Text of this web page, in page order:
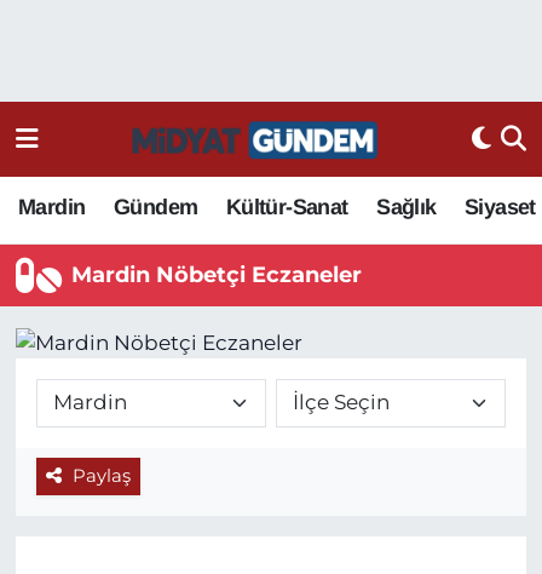
Mardin Gündem Kültür-Sanat Sağlık Siyaset
Mardin Nöbetçi Eczaneler
Paylaş